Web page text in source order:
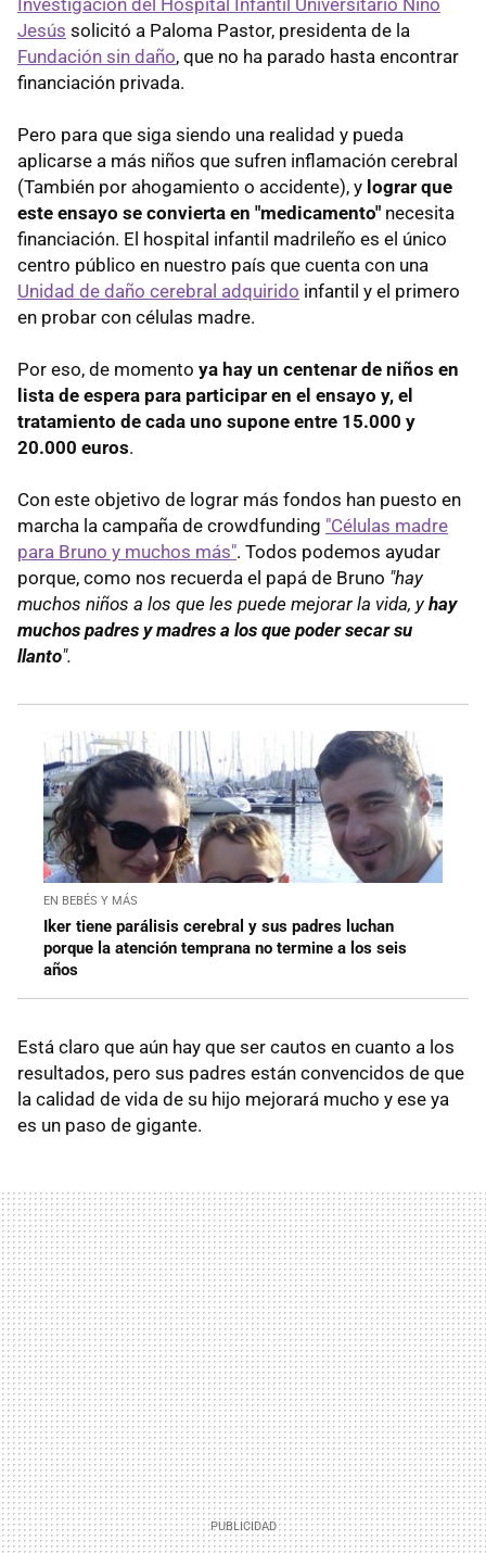
Jesús solicitó a Paloma Pastor, presidenta de la
Fundación sin daño, que no ha parado hasta encontrar
financiación privada.
Pero para que siga siendo una realidad y pueda
aplicarse a más niños que sufren inflamación cerebral
(También por ahogamiento o accidente), y lograr que
este ensayo se convierta en "medicamento" necesita
financiación. El hospital infantil madrileño es el único
centro público en nuestro país que cuenta con una
Unidad de daño cerebral adquirido infantil y el primero
en probar con células madre.
Por eso, de momento ya hay un centenar de niños en
lista de espera para participar en el ensayo y, el
tratamiento de cada uno supone entre 15.000 y
20.000 euros.
Con este objetivo de lograr más fondos han puesto en
marcha la campaña de crowdfunding "Células madre
para Bruno y muchos más". Todos podemos ayudar
porque, como nos recuerda el papá de Bruno "hay
muchos niños a los que les puede mejorar la vida, yhay
muchos padres y madres a los que poder secar su
llanto".
EN BEBÉS Y MÁS
Iker tiene parálisis cerebral y sus padres luchan
porque la atención temprana no termine a los seis
años
Está claro que aún hay que ser cautos en cuanto a los
resultados, pero sus padres están convencidos de que
la calidad de vida de su hijo mejorará mucho y ese ya
es un paso de gigante.